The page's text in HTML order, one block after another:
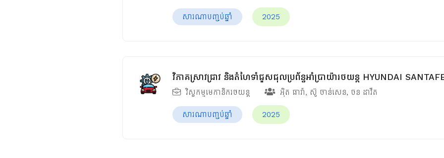
សារណាបញ្ចប់ឆ្នាំ 2025
វិភាគស្រាវជ្រាវ និងតំហែទាំជួសជុលប្រព័ន្ធអាំប្រាយ៉ារថយន្ត HYUNDAI
វិស្វកម្មមេកានិករថយន្ត អ៊ិត ធារ៉ា, ស៊ូ ចាន់សេន, ចន ដាវីត
សារណាបញ្ចប់ឆ្នាំ 2025